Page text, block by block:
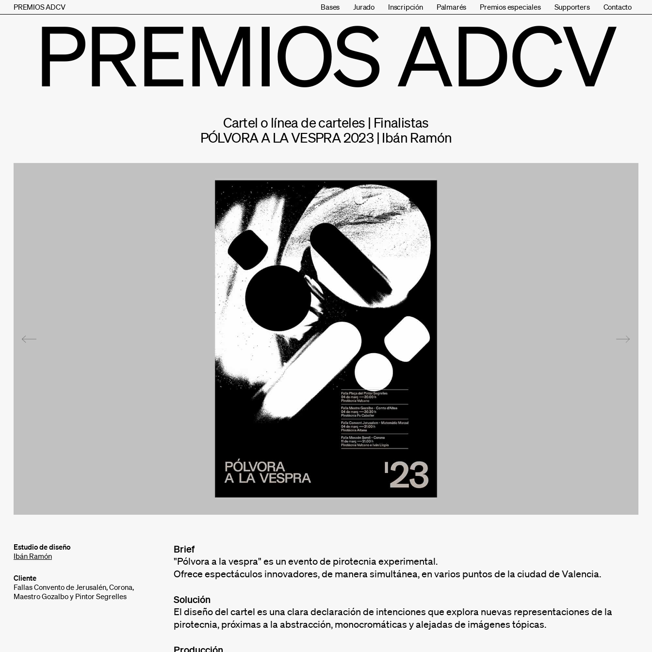
PREMIOS ADCV Bases Jurado Inscripción Palmarés Premios especiales Supporters Contacto
PREMIOS ADCV
Cartel o línea de carteles | Finalistas
PÓLVORA A LA VESPRA 2023 | Ibán Ramón
Estudio de diseño
Ibán Ramón
Cliente
Fallas Convento de Jerusalén, Corona,
Maestro Gozalbo y Pintor Segrelles
Brief
"Pólvora a la vespra" es un evento de pirotecnia experimental.
Ofrece espectáculos innovadores, de manera simultánea, en varios puntos de la ciudad de Valencia.
Solución
El diseño del cartel es una clara declaración de intenciones que explora nuevas representaciones de la
pirotecnia, próximas a la abstracción, monocromáticas y alejadas de imágenes tópicas.